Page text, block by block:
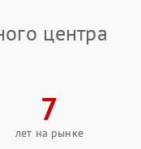
центра
7
лет на рынке